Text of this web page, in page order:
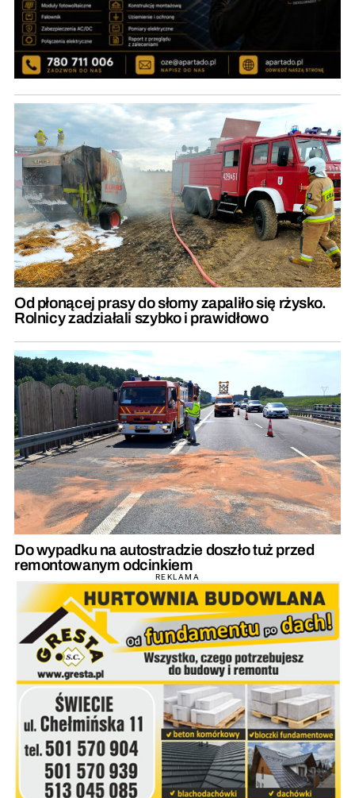
Od płonącej prasy do słomy zapaliło się rżysko.
Rolnicy zadziałali szybko i prawidłowo
Do wypadku na autostradzie doszło tuż przed
remontowanym odcinkiem
REKLAMA